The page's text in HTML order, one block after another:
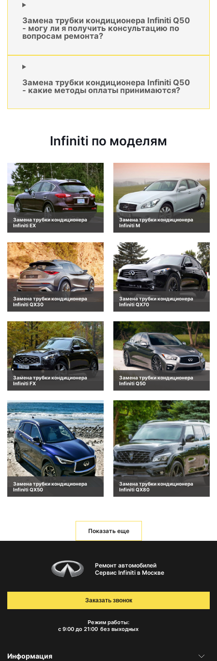
Замена трубки кондиционера Infiniti Q50
- могу ли я получить консультацию по
вопросам ремонта?
Замена трубки кондиционера Infiniti Q50
- какие методы оплаты принимаются?
Infiniti по моделям
Замена трубки кондиционера
Infiniti EX
Замена трубки кондиционера
Infiniti M
Замена трубки кондиционера
Infiniti QX30
Замена трубки кондиционера
Infiniti QX70
Замена трубки кондиционера
Infiniti FX
Замена трубки кондиционера
Infiniti Q50
Замена трубки кондиционера
Infiniti QX50
Замена трубки кондиционера
Infiniti QX80
Показать еще
Ремонт автомобилей
Сервис Infiniti в Москве
Режим работы:
с 9:00 до 21:00 без выходных
Заказать звонок
Информация